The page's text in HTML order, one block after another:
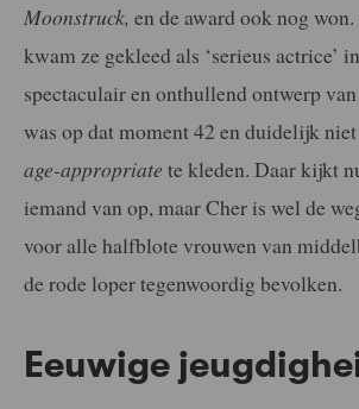
Moonstruck, en de award ook nog
kwam ze gekleed als ‘serieus actrice’
spectaculair en onthullend ontwerp
was op dat moment 42 en duidelijk
age-appropriate te kleden. Daar kijkt
iemand van op, maar Cher is wel de
voor alle halfblote vrouwen van
de rode loper tegenwoordig bevolken.
Eeuwige